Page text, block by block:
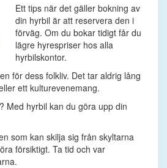
Ett tips när det gäller bokning av
din hyrbil är att reservera den i
förväg. Om du bokar tidigt får du
lägre hyrespriser hos alla
hyrbilskontor.
för dess folkliv. Det tar aldrig lång
ett kulturevenemang.
Med hyrbil kan du göra upp din
som kan skilja sig från skyltarna
försiktigt. Ta tid och var